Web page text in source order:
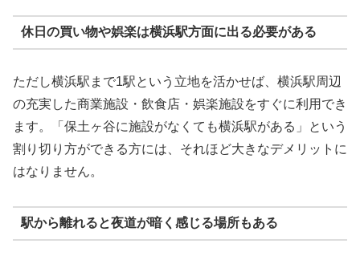
休日の買い物や娯楽は横浜駅方面に出る必要がある
ただし横浜駅まで1駅という立地を活かせば、横浜駅周辺
の充実した商業施設・飲食店・娯楽施設をすぐに利用でき
ます。「保土ヶ谷に施設がなくても横浜駅がある」という
割り切り方ができる方には、それほど大きなデメリットに
はなりません。
駅から離れると夜道が暗く感じる場所もある